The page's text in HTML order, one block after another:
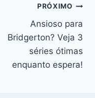
PRÓXIMO
Ansioso para
Bridgerton? Veja 3
séries ótimas
enquanto espera!